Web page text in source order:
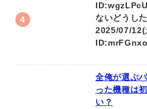
ないどうし
2025/07/
全俺が選ぶ
った機種は
い？